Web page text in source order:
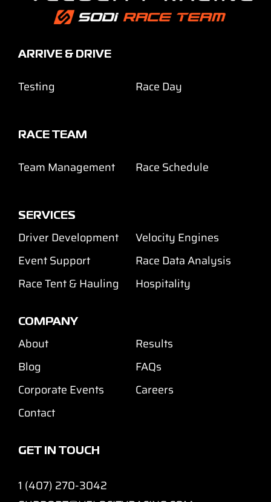
ARRIVE & DRIVE
Testing Race Day
RACE TEAM
Team Management Race Schedule
SERVICES
Driver Development
Velocity Engines
Event Support
Race Data Analysis
Race Tent & Hauling
Hospitality
COMPANY
About
Results
Blog
FAQs
Corporate Events
Careers
Contact
GET IN TOUCH
1 (407) 270-3042